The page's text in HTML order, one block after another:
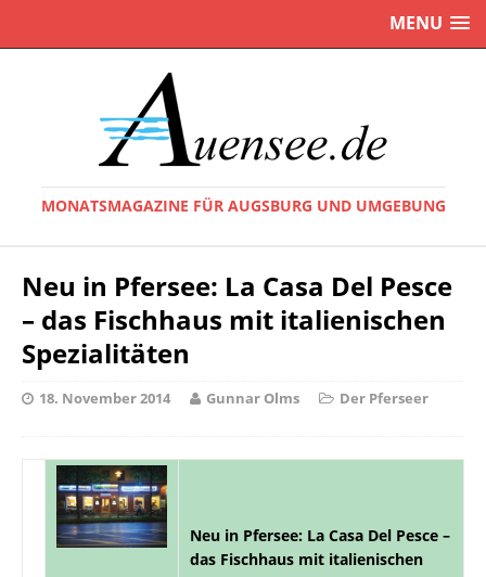
MENU
MONATSMAGAZINE FÜR AUGSBURG UND UMGEBUNG
Neu in Pfersee: La Casa Del Pesce
– das Fischhaus mit italienischen
Spezialitäten
18. November 2014 Gunnar Olms Der Pferseer
Neu in Pfersee: La Casa Del Pesce –
das Fischhaus mit italienischen